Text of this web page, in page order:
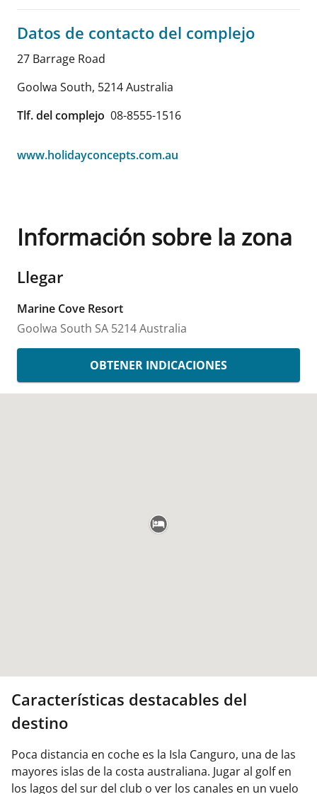
Datos de contacto del complejo
27 Barrage Road
Goolwa South, 5214Australia
Tlf. del complejo 08-8555-1516
www.holidayconcepts.com.au
Información sobre la zona
Llegar
Marine Cove Resort
Goolwa South SA 5214Australia
OBTENER INDICACIONES
Características destacables del
destino
Poca distancia en coche es la Isla Canguro, una de las
mayores islas de la costa australiana. Jugar al golf en
los lagos del sur del club o ver los canales en un vuelo